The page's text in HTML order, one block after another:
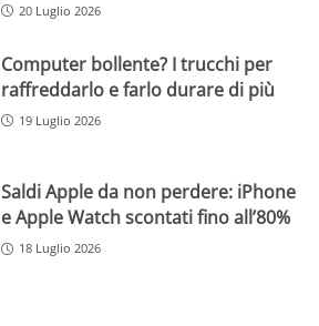
20 Luglio 2026
Computer bollente? I trucchi per
raffreddarlo e farlo durare di più
19 Luglio 2026
Saldi Apple da non perdere: iPhone
e Apple Watch scontati fino all’80%
18 Luglio 2026